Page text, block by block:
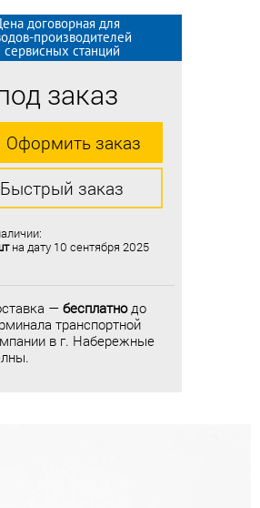
договорная для
производителей
сервисных станций
заказ
Оформить заказ
Быстрый заказ
на дату 10 сентября 2025
— бесплатнодо
транспортной
в г. Набережные
договорная для
производителей
сервисных станций
заказ
Оформить заказ
Быстрый заказ
на дату 10 сентября 2025
— бесплатнодо
транспортной
в г. Набережные